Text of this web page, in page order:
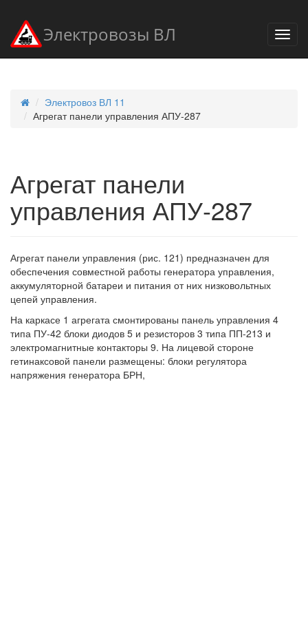
Электровозы ВЛ
Электровоз ВЛ 11
Агрегат панели управления АПУ-287
Агрегат панели
управления АПУ-287
Агрегат панели управления (рис. 121) предназначен для
обеспечения совместной работы генератора управления,
аккумуляторной батареи и питания от них низковольтных
цепей управления.
На каркасе 1 агрегата смонтированы панель управления 4
типа ПУ-42 блоки диодов 5 и резисторов 3 типа ПП-213 и
электромагнитные контакторы 9. На лицевой стороне
гетинаксовой панели размещены: блоки регулятора
напряжения генератора БРН,